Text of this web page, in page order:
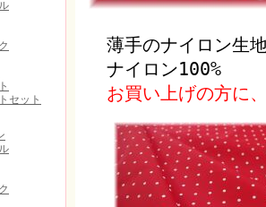
薄手のナイロン生
ナイロン100%
お買い上げの方に